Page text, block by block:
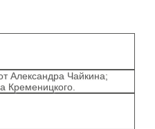
Александра Чайкина;
Кременицкого.